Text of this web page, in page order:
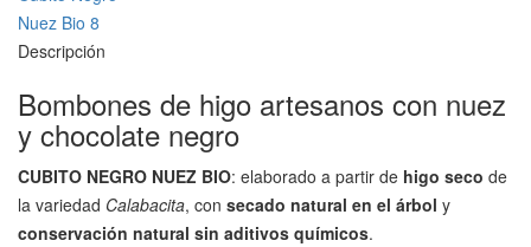
Descripción
Bombones de higo artesanos con nuez
y chocolate negro
CUBITO NEGRO NUEZ BIO: elaborado a partir de higo seco de
la variedad Calabacita, con secado natural en el árbol y
conservación natural sin aditivos químicos.